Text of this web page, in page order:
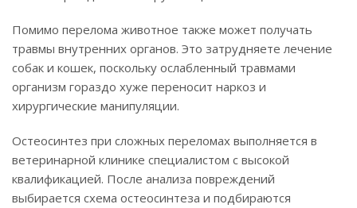
Помимо перелома животное также может получать
травмы внутренних органов. Это затрудняете лечение
собак и кошек, поскольку ослабленный травмами
организм гораздо хуже переносит наркоз и
хирургические манипуляции.
Остеосинтез при сложных переломах выполняется в
ветеринарной клинике специалистом с высокой
квалификацией. После анализа повреждений
выбирается схема остеосинтеза и подбираются